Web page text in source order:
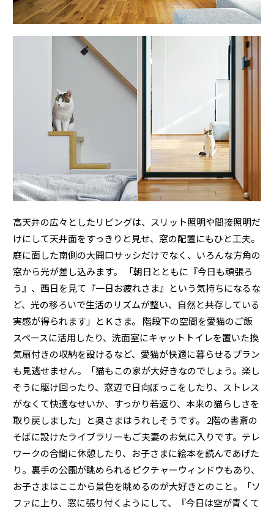
ミサワアイデンティティ
高天井の広々としたリビングは、スリット照明や間接照明だ
けにして天井面をすっきりと見せ、窓の配置にもひと工夫。
庭に面した南側の大開口サッシだけでなく、いろんな方角の
窓から光が差し込みます。 「朝日とともに『今日も頑張ろ
う』、西日を見て『一日お疲れさま』という気持ちになるな
ど、光の移ろいで生活のリズムが整い、自然と共存している
実感が得られます」とＫさま。 階段下の空間を愛猫のご飯
スペースに活用したり、洗面室にキャットトイレを置いた換
気扇付きの収納を設けるなど、愛猫が快適に暮らせるプラン
も見逃せません。「猫もこの家が大好きなのでしょう。楽し
そうに駆け回ったり、窓辺で日向ぼっこをしたり、ストレス
がなくて快適なせいか、すっかり若返り、本来の猫らしさを
取り戻しました」と奥さまはうれしそうです。 2階の書斎の
そばに設けたライブラリーもご夫妻のお気に入りです。テレ
ワークの合間に休憩したり、お子さまに絵本を読んであげた
り。裏手の公園が眺められるピクチャーウィンドウもあり、
お子さまはここから景色を眺めるのが大好きとのこと。「ソ
ファに上り、窓に張り付くようにして、『今日は空が青くて